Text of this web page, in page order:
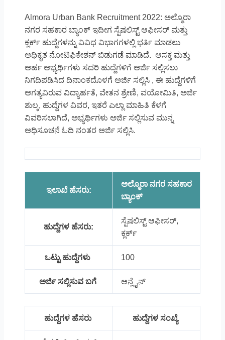
Almora Urban Bank Recruitment 2022: ಅಲ್ಮೊರಾ
ನಗರ ಸಹಕಾರ ಬ್ಯಾಂಕ್‌ ಇದೀಗ ಸ್ಪೆಷಲಿಸ್ಟ್‌ ಆಫೀಸರ್ ಮತ್ತು
ಕ್ಲರ್ಕ್‌ ಹುದ್ದೆಗಳನ್ನು ವಿವಿಧ ವಿಭಾಗಗಳಲ್ಲಿ ಭರ್ತಿ ಮಾಡಲು
ಅಧಿಕೃತ ನೋಟಿಫಿಕೇಶನ್‌ ಬಿಡುಗಡೆ ಮಾಡಿದೆ. ಆಸಕ್ತ ಮತ್ತು
ಅರ್ಹ ಅಭ್ಯರ್ಥಿಗಳು ಸದರಿ ಹುದ್ದೆಗಳಿಗೆ ಅರ್ಜಿ ಸಲ್ಲಿಸಲು
ನಿಗದಿಪಡಿಸಿದ ದಿನಾಂಕದೊಳಗೆ ಅರ್ಜಿ ಸಲ್ಲಿಸಿ , ಈ ಹುದ್ದೆಗಳಿಗೆ
ಅಗತ್ಯವಿರುವ ವಿದ್ಯಾರ್ಹತೆ, ವೇತನ ಶ್ರೇಣಿ, ವಯೋಮಿತಿ, ಅರ್ಜಿ
ಶುಲ್ಕ, ಹುದ್ದೆಗಳ ವಿವರ, ಇತರೆ ಎಲ್ಲಾ ಮಾಹಿತಿ ಕೆಳಗೆ
ವಿವರಿಸಲಾಗಿದೆ, ಅಭ್ಯರ್ಥಿಗಳು ಅರ್ಜಿ ಸಲ್ಲಿಸುವ ಮುನ್ನ
ಅಧಿಸೂಚನೆ ಓದಿ ನಂತರ ಅರ್ಜಿ ಸಲ್ಲಿಸಿ.
ಇಲಾಖೆ ಹೆಸರು:
ಅಲ್ಮೊರಾ ನಗರ ಸಹಕಾರ
ಬ್ಯಾಂಕ್‌
ಹುದ್ದೆಗಳ ಹೆಸರು:
ಸ್ಪೆಷಲಿಸ್ಟ್‌ ಆಫೀಸರ್,
ಕ್ಲರ್ಕ್
ಒಟ್ಟು ಹುದ್ದೆಗಳು 100
ಅರ್ಜಿ ಸಲ್ಲಿಸುವ ಬಗೆ ಆನ್ಲೈನ್
ಹುದ್ದೆಗಳ ಹೆಸರು ಹುದ್ದೆಗಳ ಸಂಖ್ಯೆ